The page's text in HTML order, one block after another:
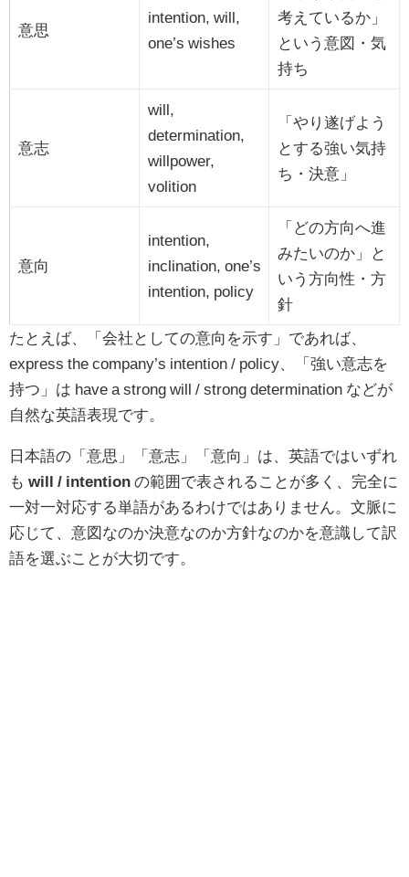
意思
intention, will,
one’s wishes
考えているか」
という意図・気
持ち
意志
will,
determination,
willpower,
volition
「やり遂げよう
とする強い気持
ち・決意」
意向
intention,
inclination, one’s
intention, policy
「どの方向へ進
みたいのか」と
いう方向性・方
針
たとえば、「会社としての意向を示す」であれば、
express the company’s intention / policy、「強い意志を
持つ」は have a strong will / strong determination などが
自然な英語表現です。
日本語の「意思」「意志」「意向」は、英語ではいずれ
も will / intention の範囲で表されることが多く、完全に
一対一対応する単語があるわけではありません。文脈に
応じて、意図なのか決意なのか方針なのかを意識して訳
語を選ぶことが大切です。